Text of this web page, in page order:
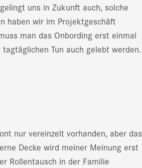
uns in Zukunft auch, solche
haben wir im Projektgeschäft
man das Onbording erst einmal
Tun auch gelebt werden.
nur vereinzelt vorhanden, aber das
Decke wird meiner Meinung erst
Rollentausch in der Familie